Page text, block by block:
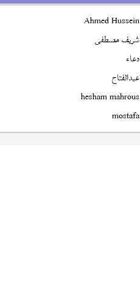
Ahmed Hussein
شريف مصطفى
دعاء
عبدالفتاح
hesham mahrous
mostafa